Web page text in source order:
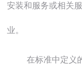
安装和服务或相关
业。
在标准中定义的